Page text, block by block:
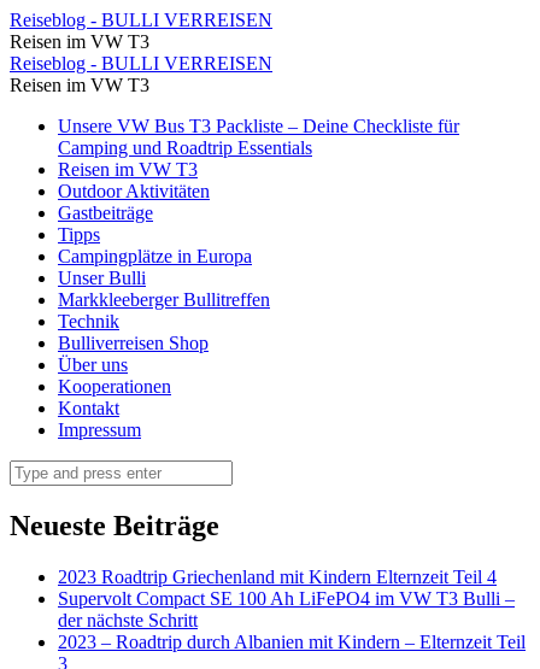
Spielplatz
für
groß
und
klein
Reiseblog
BULLI
VERREISEN
Reiseblog - BULLI VERREISEN
Reisen im VW T3
Spielplatz
für
groß
und
klein
Reiseblog
BULLI
VERREISEN
Reiseblog - BULLI VERREISEN
Reisen im VW T3
Skip
content
Unsere VW Bus T3 Packliste – Deine Checkliste für
Camping und Roadtrip Essentials
Reisen im VW T3
Outdoor Aktivitäten
Gastbeiträge
Tipps
Campingplätze in Europa
Unser Bulli
Markkleeberger Bullitreffen
Technik
Bulliverreisen Shop
Über uns
Kooperationen
Kontakt
Impressum
Search
Neueste Beiträge
2023 Roadtrip Griechenland mit Kindern Elternzeit Teil 4
Supervolt Compact SE 100 Ah LiFePO4 im VW T3 Bulli –
der nächste Schritt
2023 – Roadtrip durch Albanien mit Kindern – Elternzeit Teil
3